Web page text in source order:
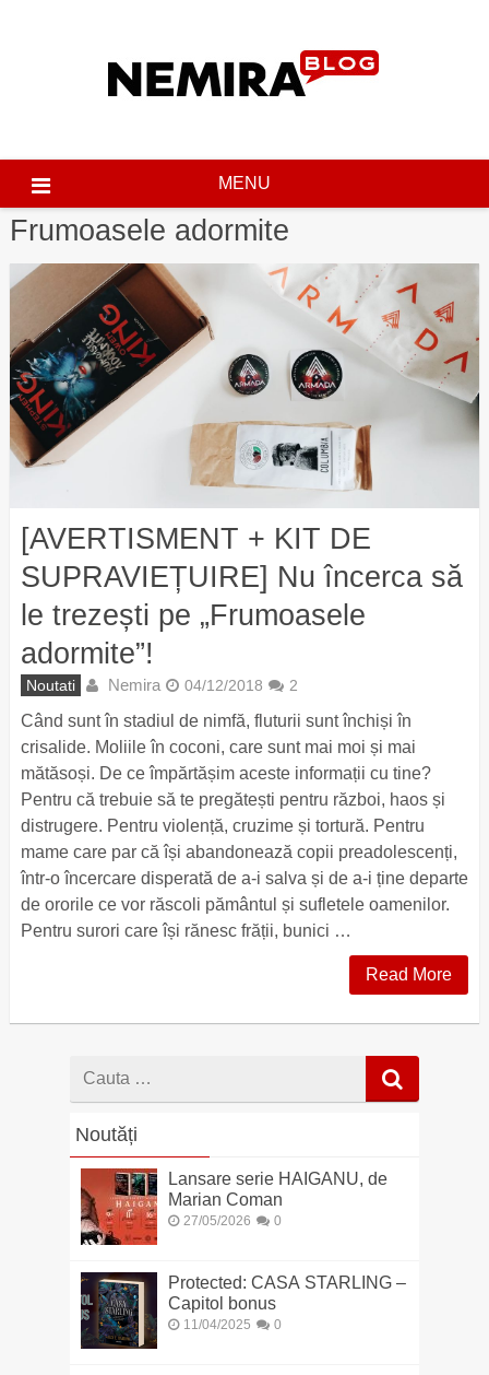
MENU
Frumoasele adormite
[AVERTISMENT + KIT DE
SUPRAVIEȚUIRE] Nu încerca să
le trezești pe „Frumoasele
adormite”!
Noutati Nemira 04/12/2018 2
Când sunt în stadiul de nimfă, fluturii sunt închiși în
crisalide. Moliile în coconi, care sunt mai moi și mai
mătăsoși. De ce împărtășim aceste informații cu tine?
Pentru că trebuie să te pregătești pentru război, haos și
distrugere. Pentru violență, cruzime și tortură. Pentru
mame care par că își abandonează copii preadolescenți,
într-o încercare disperată de a-i salva și de a-i ține departe
de ororile ce vor răscoli pământul și sufletele oamenilor.
Pentru surori care își rănesc frății, bunici …
Read More
Cauta
Noutăți
Lansare serie HAIGANU, de
Marian Coman
27/05/2026 0
Protected: CASA STARLING –
Capitol bonus
11/04/2025 0